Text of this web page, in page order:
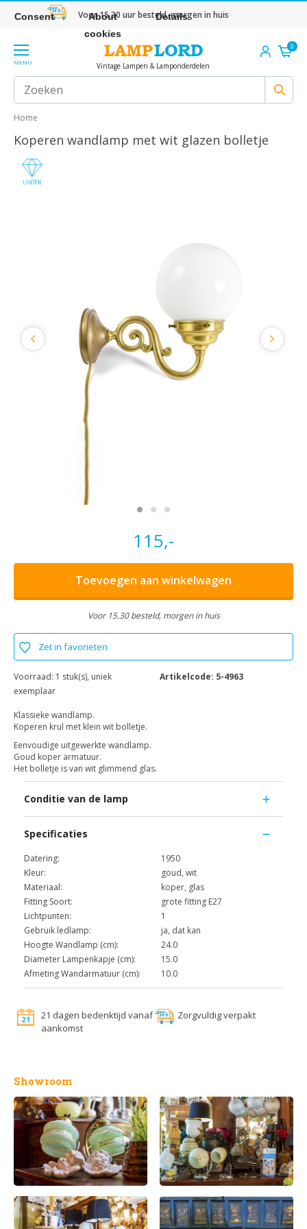
Voor 15.30 uur besteld, morgen in huis
MENU Vintage Lampen & Lamponderdelen
0
Home
Koperen wandlamp met wit glazen bolletje
115,-
Toevoegen aan winkelwagen
Voor 15.30 besteld, morgen in huis
Zet in favorieten
Voorraad: 1 stuk(s), uniek
exemplaar
Artikelcode: 5-4963
Klassieke wandlamp.
Koperen krul met klein wit bolletje.
Eenvoudige uitgewerkte wandlamp.
Goud koper armatuur.
Het bolletje is van wit glimmend glas.
Conditie van de lamp
Specificaties
Datering:
1950
Kleur:
goud, wit
Materiaal:
koper, glas
Fitting Soort:
grote fitting E27
Lichtpunten:
1
Gebruik ledlamp:
ja, dat kan
Hoogte Wandlamp (cm):
24.0
Diameter Lampenkapje (cm):
15.0
Afmeting Wandarmatuur (cm):
10.0
21 dagen bedenktijd vanaf
aankomst
Zorgvuldig verpakt
Showroom
Consent
About
cookies
Details